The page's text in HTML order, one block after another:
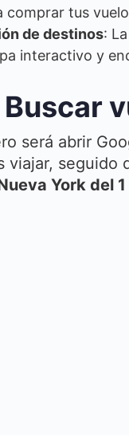
comprar tus
de destinos:
interactivo y
será abrir
viajar, seguido
York del